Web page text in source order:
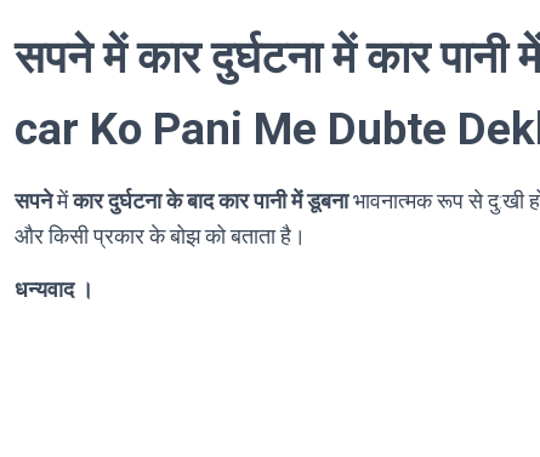
सपने में कार दुर्घटना में कार
car Ko Pani Me Dubte
सपनेमेंकार दुर्घटना के बाद कार पानी में डूबनाभावनात्मक रूप से दु:खी
और किसी प्रकार के बोझ को बताता है।
धन्यवाद ।